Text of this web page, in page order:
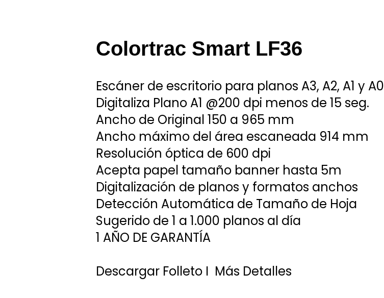
Colortrac Smart LF36
Escáner de escritorio para planos A3, A2, A1 y A0
Digitaliza Plano A1 @200 dpi menos de 15 seg.
Ancho de Original 150 a 965 mm
Ancho máximo del área escaneada 914 mm
Resolución óptica de 600 dpi
Acepta papel tamaño banner hasta 5m
Digitalización de planos y formatos anchos
Detección Automática de Tamaño de Hoja
Sugerido de 1 a 1.000 planos al día
1 AÑO DE GARANTÍA
Descargar Folleto I Más Detalles